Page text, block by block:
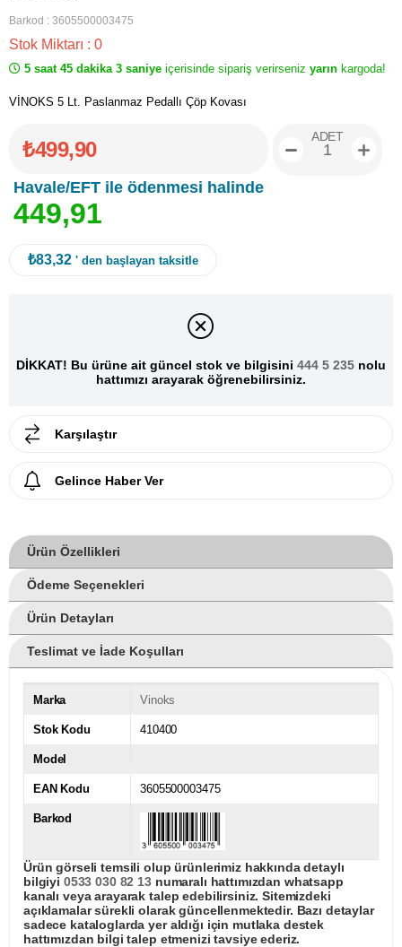
Barkod : 3605500003475
Stok Miktarı : 0
5 saat 45 dakika 3 saniye içerisinde sipariş verirseniz yarın kargoda!
VİNOKS 5 Lt. Paslanmaz Pedallı Çöp Kovası
₺499,90
Havale/EFT ile ödenmesi halinde
449,91
ADET
₺83,32 ' den başlayan taksitle
DİKKAT! Bu ürüne ait güncel stok ve bilgisini 444 5 235 nolu
hattımızı arayarak öğrenebilirsiniz.
Karşılaştır
Gelince Haber Ver
Ürün Özellikleri
Ödeme Seçenekleri
Ürün Detayları
Teslimat ve İade Koşulları
Marka Vinoks
Stok Kodu 410400
Model
EAN Kodu 3605500003475
Barkod
Ürün görseli temsili olup ürünlerimiz hakkında detaylı
bilgiyi 0533 030 82 13numaralı hattımızdan whatsapp
kanalı veya arayarak talep edebilirsiniz. Sitemizdeki
açıklamalar sürekli olarak güncellenmektedir. Bazı detaylar
sadece kataloglarda yer aldığı için mutlaka destek
hattımızdan bilgi talep etmenizi tavsiye ederiz.